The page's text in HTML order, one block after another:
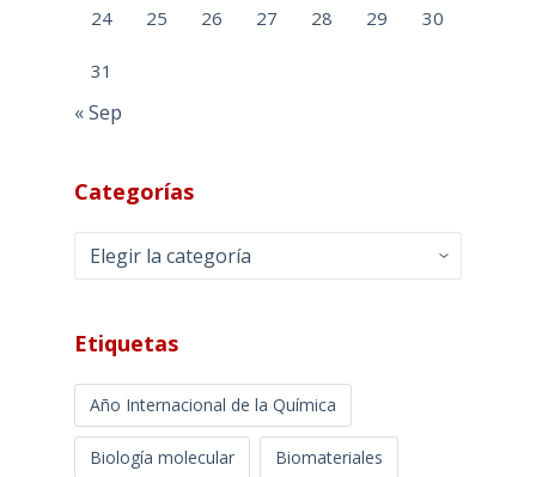
24 25 26 27 28 29 30
31
« Sep
Categorías
Categorías
Etiquetas
Año Internacional de la Química
Biología molecular Biomateriales